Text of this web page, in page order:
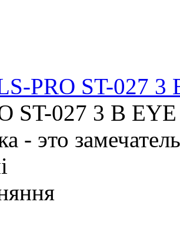
PRO ST-027
ST-027 3 B
- это